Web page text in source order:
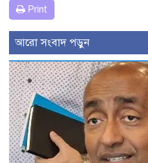
Print
আরো সংবাদ পড়ুন